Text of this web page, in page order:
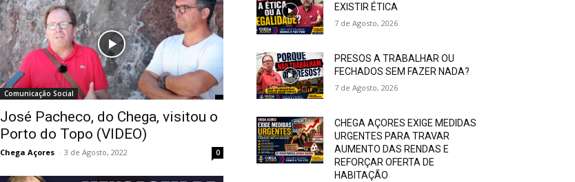
Comunicação Social
José Pacheco, do Chega, visitou o
Porto do Topo (VIDEO)
Chega Açores - 3 de Agosto, 2022 0
EXISTIR ÉTICA
7 de Agosto, 2026
PRESOS A TRABALHAR OU
FECHADOS SEM FAZER NADA?
7 de Agosto, 2026
CHEGA AÇORES EXIGE MEDIDAS
URGENTES PARA TRAVAR
AUMENTO DAS RENDAS E
REFORÇAR OFERTA DE
HABITAÇÃO